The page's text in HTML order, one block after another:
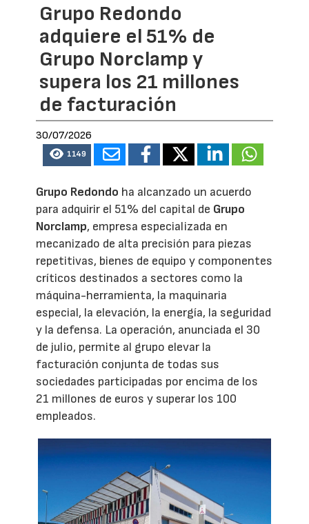
Grupo Redondo
adquiere el 51% de
Grupo Norclamp y
supera los 21 millones
de facturación
30/07/2026
1149
Grupo Redondo ha alcanzado un acuerdo
para adquirir el 51% del capital de Grupo
Norclamp, empresa especializada en
mecanizado de alta precisión para piezas
repetitivas, bienes de equipo y componentes
críticos destinados a sectores como la
máquina-herramienta, la maquinaria
especial, la elevación, la energía, la seguridad
y la defensa. La operación, anunciada el 30
de julio, permite al grupo elevar la
facturación conjunta de todas sus
sociedades participadas por encima de los
21 millones de euros y superar los 100
empleados.